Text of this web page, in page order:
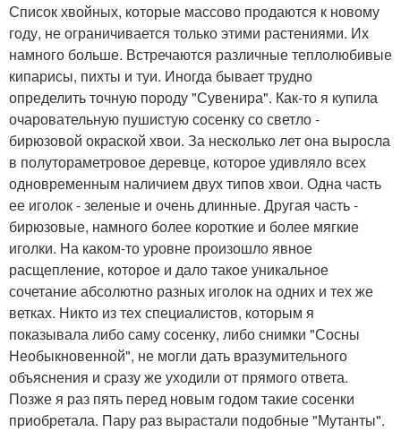
Список хвойных, которые массово продаются к новому
году, не ограничивается только этими растениями. Их
намного больше. Встречаются различные теплолюбивые
кипарисы, пихты и туи. Иногда бывает трудно
определить точную породу "Сувенира". Как-то я купила
очаровательную пушистую сосенку со светло -
бирюзовой окраской хвои. За несколько лет она выросла
в полутораметровое деревце, которое удивляло всех
одновременным наличием двух типов хвои. Одна часть
ее иголок - зеленые и очень длинные. Другая часть -
бирюзовые, намного более короткие и более мягкие
иголки. На каком-то уровне произошло явное
расщепление, которое и дало такое уникальное
сочетание абсолютно разных иголок на одних и тех же
ветках. Никто из тех специалистов, которым я
показывала либо саму сосенку, либо снимки "Сосны
Необыкновенной", не могли дать вразумительного
объяснения и сразу же уходили от прямого ответа.
Позже я раз пять перед новым годом такие сосенки
приобретала. Пару раз вырастали подобные "Мутанты".